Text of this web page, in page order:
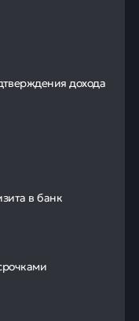
дохода
в банк